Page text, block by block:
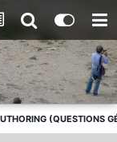
(QUESTIONS